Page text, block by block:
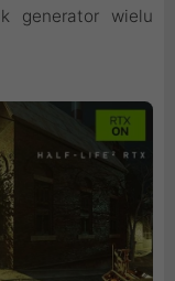
generator wielu